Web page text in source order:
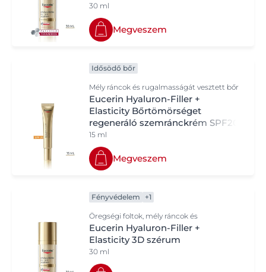
30 ml
Megveszem
Idősödő bőr
Mély ráncok és rugalmasságát vesztett bőr
Eucerin Hyaluron-Filler +
Elasticity Bőrtömörséget
regeneráló szemránckrém SPF20
15 ml
Megveszem
Fényvédelem +1
Öregségi foltok, mély ráncok és
rugalmasságvesztés
Eucerin Hyaluron-Filler +
Elasticity 3D szérum
30 ml